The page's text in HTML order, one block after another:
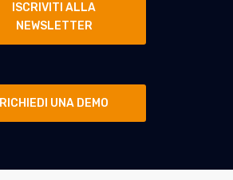
ISCRIVITI ALLA
NEWSLETTER
RICHIEDI UNA DEMO